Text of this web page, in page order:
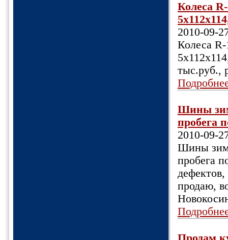
Колеса
2010-09-
Колеса
тыс.руб.,
Шины
пробега
2010-09-
Шины
пробега
дефектов,
продаю,